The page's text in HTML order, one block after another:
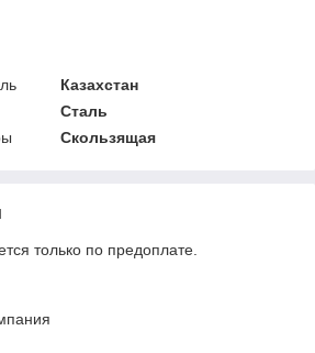
Казахстан
Сталь
Скользящая
только по предоплате.